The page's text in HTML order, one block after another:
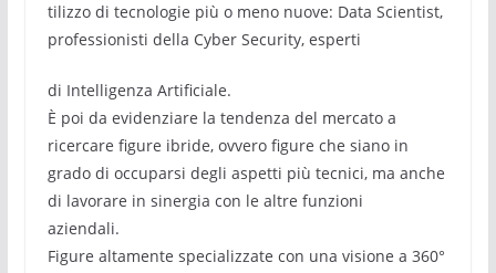
tilizzo di tecnologie più o meno nuove: Data Scientist,
professionisti della Cyber Security, esperti
di Intelligenza Artificiale.
È poi da evidenziare la tendenza del mercato a
ricercare figure ibride, ovvero figure che siano in
grado di occuparsi degli aspetti più tecnici, ma anche
di lavorare in sinergia con le altre funzioni
aziendali.
Figure altamente specializzate con una visione a 360°